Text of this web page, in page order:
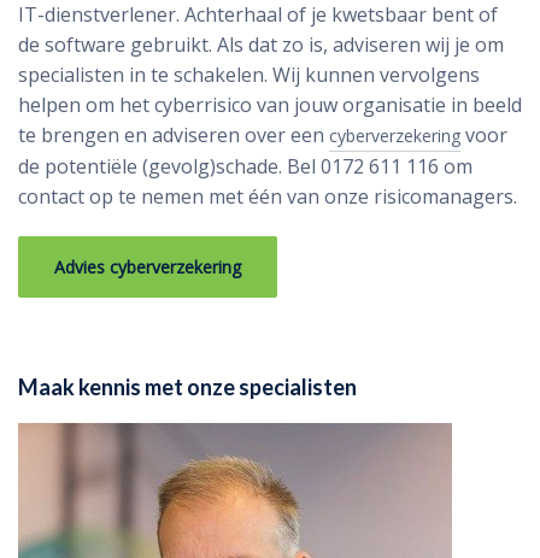
IT-dienstverlener. Achterhaal of je kwetsbaar bent of
de software gebruikt. Als dat zo is, adviseren wij je om
specialisten in te schakelen. Wij kunnen vervolgens
helpen om het cyberrisico van jouw organisatie in beeld
te brengen en adviseren over een cyberverzekering voor
de potentiële (gevolg)schade. Bel 0172 611 116 om
contact op te nemen met één van onze risicomanagers.
Advies cyberverzekering
Maak kennis met onze specialisten